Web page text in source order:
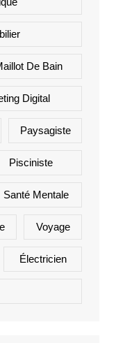
De Bain
Digital
Paysagiste
Pisciniste
Santé Mentale
Voyage
Électricien